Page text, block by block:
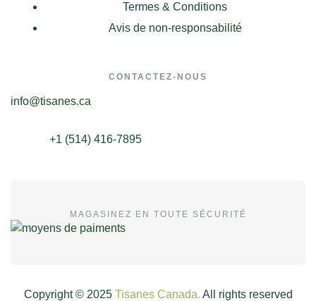
Termes & Conditions
Avis de non-responsabilité
CONTACTEZ-NOUS
info@tisanes.ca
+1 (514) 416-7895
MAGASINEZ EN TOUTE SÉCURITÉ
Copyright © 2025 Tisanes Canada. All rights reserved